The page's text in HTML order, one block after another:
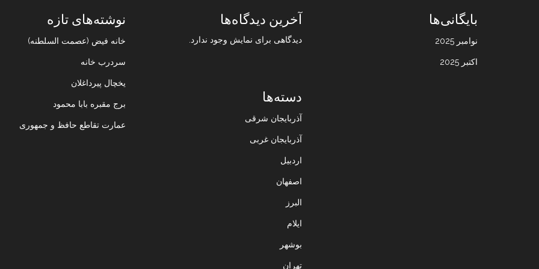
نوشته‌های تازه
خانه فیض (عصمت السلطنه)
سردرب خانه
یخچال پیرداغلان
برج مقبره بابا محمود
عمارت تقاطع حافظ و جمهوری
آخرین دیدگاه‌ها
دیدگاهی برای نمایش وجود ندارد.
بایگانی‌ها
نوامبر 2025
اکتبر 2025
دسته‌ها
آذربایجان شرقی
آذربایجان غربی
اردبیل
اصفهان
البرز
ایلام
بوشهر
تهران